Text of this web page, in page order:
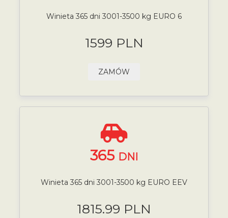
Winieta 365 dni 3001-3500 kg EURO 6
1599 PLN
ZAMÓW
365 DNI
Winieta 365 dni 3001-3500 kg EURO EEV
1815.99 PLN